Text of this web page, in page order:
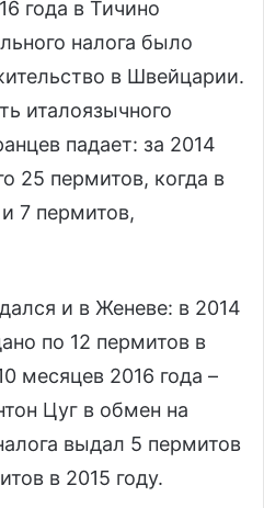
года в Тичино
налога было
в Швейцарии.
италоязычного
падает: за 2014
25 пермитов, когда в
7 пермитов,
и в Женеве: в 2014
по 12 пермитов в
месяцев 2016 года –
Цуг в обмен на
выдал 5 пермитов
в 2015 году.